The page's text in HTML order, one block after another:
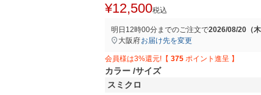
¥12,500税込
明日 12時00分までのご注文で2026/08/20（木
大阪府お届け先を変更
会員様は3%還元!【 375 ポイント進呈 】
カラー サイズ
スミクロ